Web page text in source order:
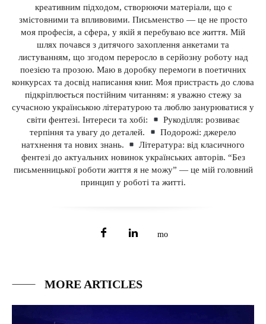
креативним підходом, створюючи матеріали, що є
змістовними та впливовими. Письменство — це не просто
моя професія, а сфера, у якій я перебуваю все життя. Мій
шлях почався з дитячого захоплення анкетами та
листуванням, що згодом переросло в серйозну роботу над
поезією та прозою. Маю в доробку перемоги в поетичних
конкурсах та досвід написання книг. Моя пристрасть до слова
підкріплюється постійним читанням: я уважно стежу за
сучасною українською літературою та люблю занурюватися у
світи фентезі. Інтереси та хобі:
Рукоділля: розвиває
терпіння та увагу до деталей.
Подорожі: джерело
натхнення та нових знань.
Література: від класичного
фентезі до актуальних новинок українських авторів. “Без
письменницької роботи життя я не можу” — це мій головний
принцип у роботі та житті.
MORE ARTICLES